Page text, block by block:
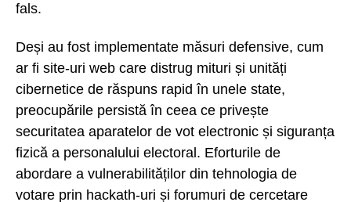
fals.
Deși au fost implementate măsuri defensive, cum
ar fi site-uri web care distrug mituri și unități
cibernetice de răspuns rapid în unele state,
preocupările persistă în ceea ce privește
securitatea aparatelor de vot electronic și siguranța
fizică a personalului electoral. Eforturile de
abordare a vulnerabilităților din tehnologia de
votare prin hackath-uri și forumuri de cercetare